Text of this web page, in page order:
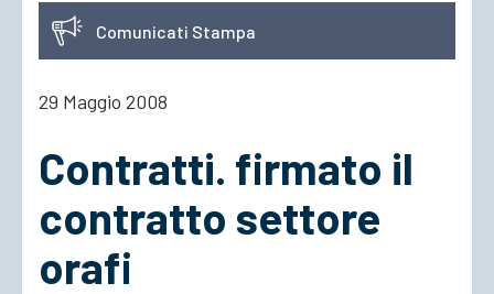
Notizie e Documenti
Confartigianato
Cosa Facciamo
Comunicati Stampa
29 Maggio 2008
Contratti. firmato il
contratto settore
orafi